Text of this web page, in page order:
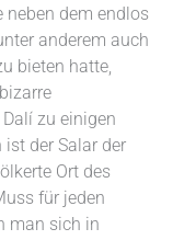
neben dem endlos
anderem auch
bieten hatte,
zu einigen
ist der Salar der
Ort des
für jeden
man sich in